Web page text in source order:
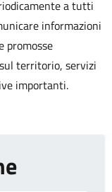
a tutti
informazioni
promosse
territorio, servizi
importanti.